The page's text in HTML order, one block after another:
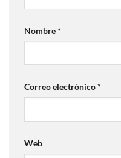
Nombre*
Correo electrónico*
Web